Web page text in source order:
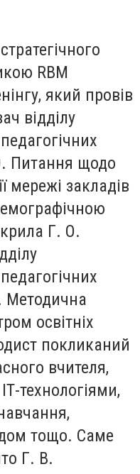
RBM
який провів
відділу
Питання щодо
мережі закладів
Г. О.
Методична
освітніх
покликаний
вчителя,
технологіями,
тощо. Саме
Г. В.